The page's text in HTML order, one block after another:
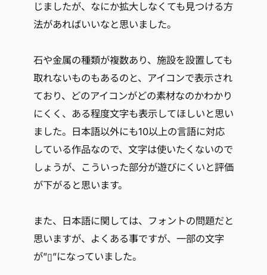
じましたが、なにか拡大しなくても見つける方
法があればいいなと思いました。
石や金属の種類が複数あり、施設を設置しても
取れないものもあるのと、アイコンで表示され
ており、どのアイコンがどの素材なのかわかり
にくく、ある程度文字も表示してほしいと思い
ました。日本語以外にも10以上の言語に対応
している作品なので、文字は使いたくないので
しょうが、こういった部分が遊びにくいと評価
が下がると思います。
また、日本語に関しては、フォントの問題だと
思いますが、よくある事ですが、一部の文字
が”▯”になっていました。